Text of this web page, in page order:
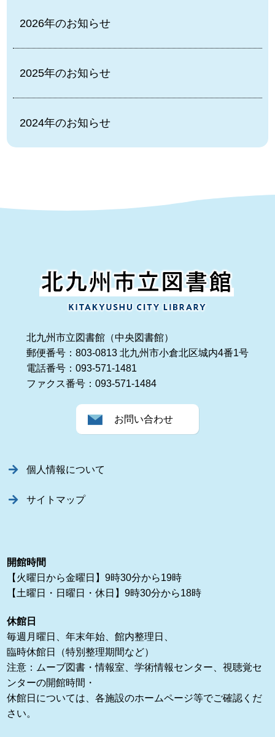
2026年のお知らせ
2025年のお知らせ
2024年のお知らせ
北九州市立図書館（中央図書館）
郵便番号：803-0813 北九州市小倉北区城内4番1号
電話番号：093-571-1481
ファクス番号：093-571-1484
お問い合わせ
個人情報について
サイトマップ
開館時間
【火曜日から金曜日】9時30分から19時
【土曜日・日曜日・休日】9時30分から18時
休館日
毎週月曜日、年末年始、館内整理日、
臨時休館日（特別整理期間など）
注意：ムーブ図書・情報室、学術情報センター、視聴覚セ
ンターの開館時間・
休館日については、各施設のホームページ等でご確認くだ
さい。